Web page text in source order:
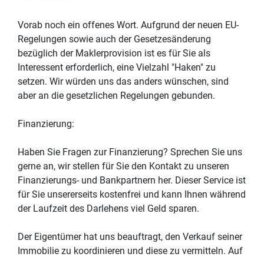
Vorab noch ein offenes Wort. Aufgrund der neuen EU-
Regelungen sowie auch der Gesetzesänderung
bezüglich der Maklerprovision ist es für Sie als
Interessent erforderlich, eine Vielzahl "Haken" zu
setzen. Wir würden uns das anders wünschen, sind
aber an die gesetzlichen Regelungen gebunden.
Finanzierung:
Haben Sie Fragen zur Finanzierung? Sprechen Sie uns
gerne an, wir stellen für Sie den Kontakt zu unseren
Finanzierungs- und Bankpartnern her. Dieser Service ist
für Sie unsererseits kostenfrei und kann Ihnen während
der Laufzeit des Darlehens viel Geld sparen.
Der Eigentümer hat uns beauftragt, den Verkauf seiner
Immobilie zu koordinieren und diese zu vermitteln. Auf